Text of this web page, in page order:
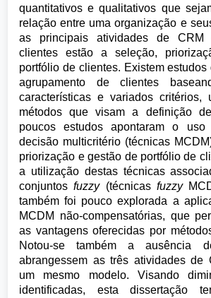
quantitativos e qualitativos que
relação entre uma organização e
as principais atividades de
clientes estão a seleção,
portfólio de clientes. Existem
agrupamento de clientes
características e variados critérios,
métodos que visam a definição
poucos estudos apontaram o
decisão multicritério (técnicas
priorização e gestão de portfólio de
a utilização destas técnicas
conjuntosfuzzy(técnicas fuzzy
também foi pouco explorada a
MCDM não-compensatórias, que
as vantagens oferecidas por
Notou-se também a ausência
abrangessem as três atividades de
um mesmo modelo. Visando
identificadas, esta dissertação